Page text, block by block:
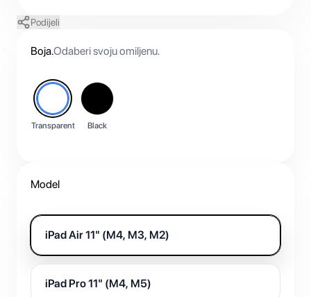
Podijeli
Boja.Odaberi svoju omiljenu.
Transparent Black
Model
iPad Air 11" (M4, M3, M2)
iPad Pro 11" (M4, M5)